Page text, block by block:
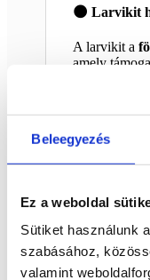
Beleegyezés
Ez a weboldal
Sütiket használunk
szabásához,
valamint
🌑 Larvikit
A larvikit a
amely
kapcsolódni
🎁 Ajánlott: